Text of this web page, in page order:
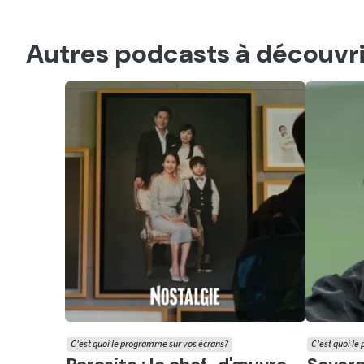
Autres podcasts à
C'est quoi le programme sur vos écrans? C'est quoi le